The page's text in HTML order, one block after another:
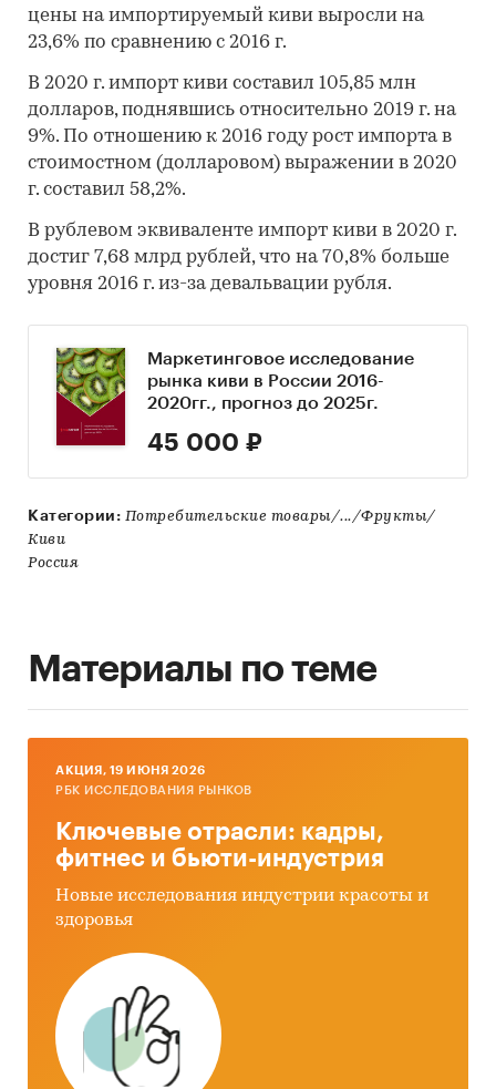
цены на импортируемый киви выросли на
23,6% по сравнению с 2016 г.
В 2020 г. импорт киви составил 105,85 млн
долларов, поднявшись относительно 2019 г. на
9%. По отношению к 2016 году рост импорта в
стоимостном (долларовом) выражении в 2020
г. составил 58,2%.
В рублевом эквиваленте импорт киви в 2020 г.
достиг 7,68 млрд рублей, что на 70,8% больше
уровня 2016 г. из-за девальвации рубля.
Маркетинговое исследование
рынка киви в России 2016-
2020гг., прогноз до 2025г.
45 000 ₽
Категории: Потребительские товары/.../Фрукты/
Киви
Россия
Материалы по теме
AКЦИЯ, 19 ИЮНЯ 2026
РБК ИССЛЕДОВАНИЯ РЫНКОВ
Ключевые отрасли: кадры,
фитнес и бьюти-индустрия
Новые исследования индустрии красоты и
здоровья